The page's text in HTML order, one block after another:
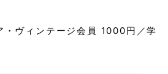
ヴィンテージ会員 1000円／学